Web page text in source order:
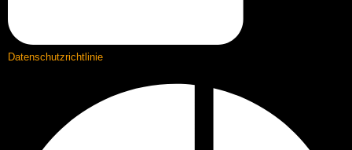
Datenschutzrichtlinie